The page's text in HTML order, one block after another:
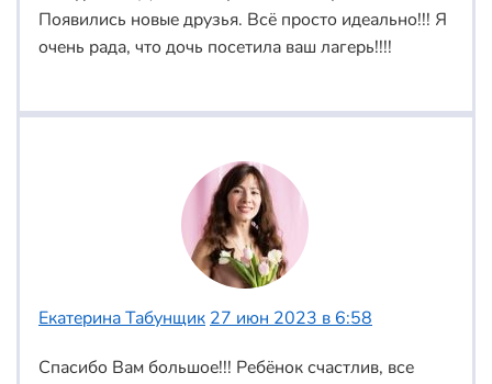
Появились новые друзья. Всё просто идеально!!! Я
очень рада, что дочь посетила ваш лагерь!!!!
Екатерина Табунщик 27 июн 2023 в 6:58
Спасибо Вам большое!!! Ребёнок счастлив, все